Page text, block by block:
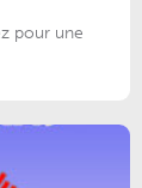
pour une